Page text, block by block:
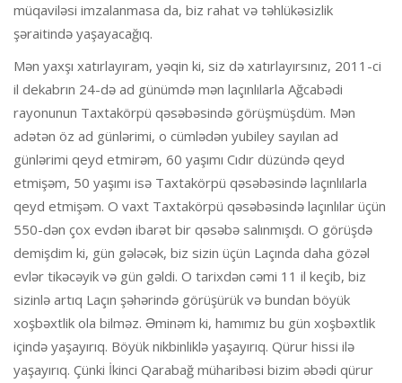
müqaviləsi imzalanmasa da, biz rahat və təhlükəsizlik
şəraitində yaşayacağıq.
Mən yaxşı xatırlayıram, yəqin ki, siz də xatırlayırsınız, 2011-ci
il dekabrın 24-də ad günümdə mən laçınlılarla Ağcabədi
rayonunun Taxtakörpü qəsəbəsində görüşmüşdüm. Mən
adətən öz ad günlərimi, o cümlədən yubiley sayılan ad
günlərimi qeyd etmirəm, 60 yaşımı Cıdır düzündə qeyd
etmişəm, 50 yaşımı isə Taxtakörpü qəsəbəsində laçınlılarla
qeyd etmişəm. O vaxt Taxtakörpü qəsəbəsində laçınlılar üçün
550-dən çox evdən ibarət bir qəsəbə salınmışdı. O görüşdə
demişdim ki, gün gələcək, biz sizin üçün Laçında daha gözəl
evlər tikəcəyik və gün gəldi. O tarixdən cəmi 11 il keçib, biz
sizinlə artıq Laçın şəhərində görüşürük və bundan böyük
xoşbəxtlik ola bilməz. Əminəm ki, hamımız bu gün xoşbəxtlik
içində yaşayırıq. Böyük nikbinliklə yaşayırıq. Qürur hissi ilə
yaşayırıq. Çünki İkinci Qarabağ müharibəsi bizim əbədi qürur